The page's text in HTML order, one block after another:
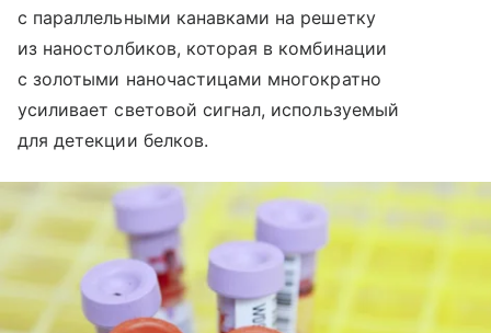
с параллельными канавками на решетку
из наностолбиков, которая в комбинации
с золотыми наночастицами многократно
усиливает световой сигнал, используемый
для детекции белков.